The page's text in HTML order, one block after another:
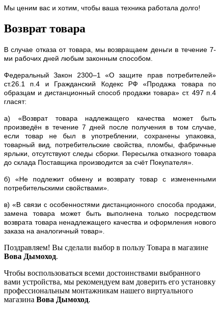
Мы ценим вас и хотим, чтобы ваша техника работала долго!
Возврат товара
В случае отказа от товара, мы возвращаем деньги в течение 7-
ми рабочих дней любым законным способом.
Федеральный Закон 2300–1 «О защите прав потребителей»
ст.26.1 п.4 и Гражданский Кодекс РФ «Продажа товара по
образцам и дистанционный способ продажи товара» ст. 497 п.4
гласят:
а) «Возврат товара надлежащего качества может быть
произведён в течение 7 дней после получения в том случае,
если товар не был в употреблении, сохранены упаковка,
товарный вид, потребительские свойства, пломбы, фабричные
ярлыки, отсутствуют следы сборки. Пересылка отказного товара
до склада Поставщика производится за счёт Покупателя».
б) «Не подлежит обмену и возврату товар с измененными
потребительскими свойствами».
в) «В связи с особенностями дистанционного способа продажи,
замена товара может быть выполнена только посредством
возврата товара ненадлежащего качества и оформления нового
заказа на аналогичный товар».
Поздравляем! Вы сделали выбор в пользу Товара в магазине
Вова Дымоход.
Чтобы воспользоваться всеми достоинствами выбранного
вами устройства, мы рекомендуем вам доверить его установку
профессиональным монтажникам нашего виртуального
магазина Вова Дымоход.